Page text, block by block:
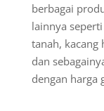
berbagai
lainnya
tanah, kacang
dan
dengan harga